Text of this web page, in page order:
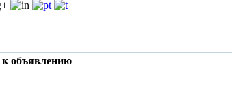
к объявлению